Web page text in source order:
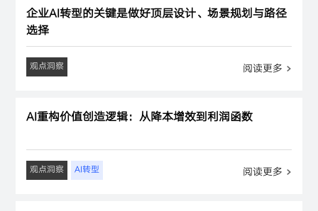
企业AI转型的关键是做好顶层设计、场景规划与路径
选择
观点洞察 阅读更多
AI重构价值创造逻辑：从降本增效到利润函数
观点洞察 AI转型 阅读更多